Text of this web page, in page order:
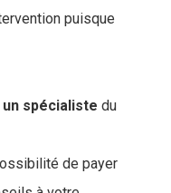
puisque
un spécialiste du
de payer